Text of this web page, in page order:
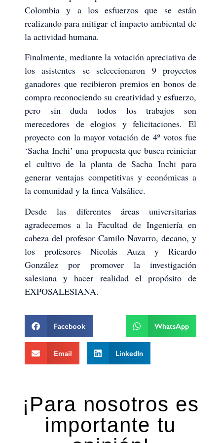
Colombia y a los esfuerzos que se están
realizando para mitigar el impacto ambiental de
la actividad humana.
Finalmente, mediante la votación apreciativa de
los asistentes se seleccionaron 9 proyectos
ganadores que recibieron premios en bonos de
compra reconociendo su creatividad y esfuerzo,
pero sin duda todos los trabajos son
merecedores de elogios y felicitaciones. El
proyecto con la mayor votación de 4º votos fue
‘Sacha Inchi’ una propuesta que busca reiniciar
el cultivo de la planta de Sacha Inchi para
generar ventajas competitivas y económicas a
la comunidad y la finca Valsálice.
Desde las diferentes áreas universitarias
agradecemos a la Facultad de Ingeniería en
cabeza del profesor Camilo Navarro, decano, y
los profesores Nicolás Auza y Ricardo
González por promover la investigación
salesiana y hacer realidad el propósito de
EXPOSALESIANA.
Facebook WhatsApp
Email LinkedIn
¡Para nosotros es
importante tu